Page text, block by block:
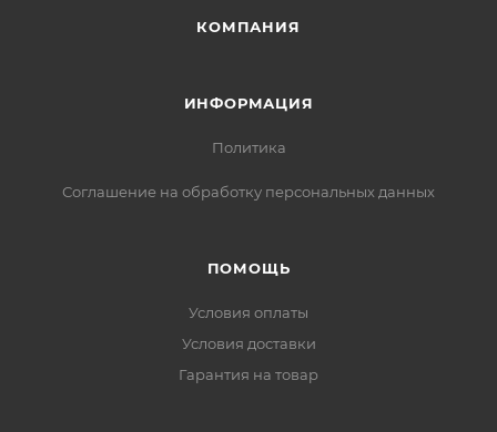
КОМПАНИЯ
ИНФОРМАЦИЯ
Политика
Соглашение на обработку персональных данных
ПОМОЩЬ
Условия оплаты
Условия доставки
Гарантия на товар